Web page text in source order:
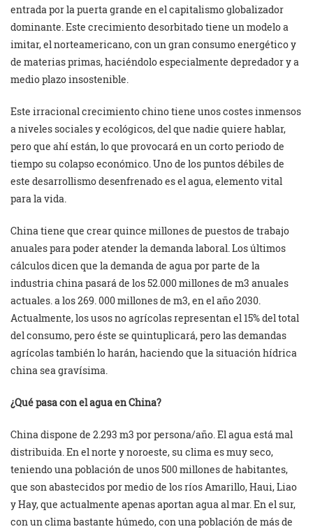
entrada por la puerta grande en el capitalismo globalizador
dominante. Este crecimiento desorbitado tiene un modelo a
imitar, el norteamericano, con un gran consumo energético y
de materias primas, haciéndolo especialmente depredador y a
medio plazo insostenible.
Este irracional crecimiento chino tiene unos costes inmensos
a niveles sociales y ecológicos, del que nadie quiere hablar,
pero que ahí están, lo que provocará en un corto periodo de
tiempo su colapso económico. Uno de los puntos débiles de
este desarrollismo desenfrenado es el agua, elemento vital
para la vida.
China tiene que crear quince millones de puestos de trabajo
anuales para poder atender la demanda laboral. Los últimos
cálculos dicen que la demanda de agua por parte de la
industria china pasará de los 52.000 millones de m3 anuales
actuales. a los 269. 000 millones de m3, en el año 2030.
Actualmente, los usos no agrícolas representan el 15% del total
del consumo, pero éste se quintuplicará, pero las demandas
agrícolas también lo harán, haciendo que la situación hídrica
china sea gravísima.
¿Qué pasa con el agua en China?
China dispone de 2.293 m3 por persona/año. El agua está mal
distribuida. En el norte y noroeste, su clima es muy seco,
teniendo una población de unos 500 millones de habitantes,
que son abastecidos por medio de los ríos Amarillo, Haui, Liao
y Hay, que actualmente apenas aportan agua al mar. En el sur,
con un clima bastante húmedo, con una población de más de